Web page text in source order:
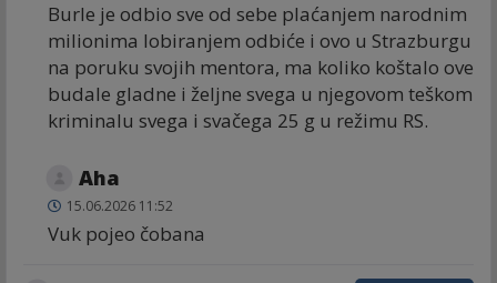
Burle je odbio sve od sebe plaćanjem narodnim
milionima lobiranjem odbiće i ovo u Strazburgu
na poruku svojih mentora, ma koliko koštalo ove
budale gladne i željne svega u njegovom teškom
kriminalu svega i svačega 25 g u režimu RS.
Aha
15.06.2026 11:52
Vuk pojeo čobana